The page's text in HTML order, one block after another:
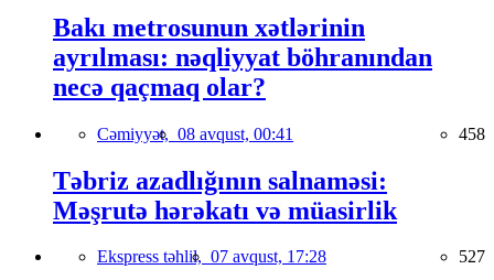
Bakı metrosunun xətlərinin
ayrılması: nəqliyyat böhranından
necə qaçmaq olar?
Cəmiyyət, 08 avqust, 00:41 458
Təbriz azadlığının salnaməsi:
Məşrutə hərəkatı və müasirlik
Ekspress təhlil, 07 avqust, 17:28 527